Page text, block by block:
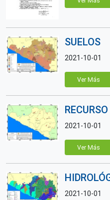
SUELOS
2021-10-01
Ver Más
2021-10-01
Ver Más
2021-10-01